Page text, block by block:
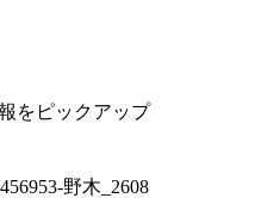
をピックアップ
野木_2608